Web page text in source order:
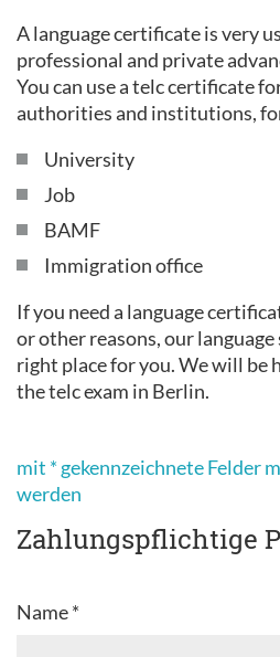
A language certificate is very
professional and private
You can use a telc certificate
authorities and institutions,
University
Job
BAMF
Immigration office
If you need a language
or other reasons, our
right place for you. We will be
the telc exam in Berlin.
mit * gekennzeichnete Felder
werden
Zahlungspflichtige
Name *